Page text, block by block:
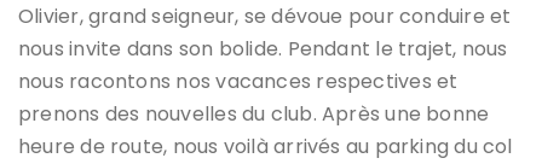
Olivier, grand seigneur, se dévoue pour conduire et
nous invite dans son bolide. Pendant le trajet, nous
nous racontons nos vacances respectives et
prenons des nouvelles du club. Après une bonne
heure de route, nous voilà arrivés au parking du col